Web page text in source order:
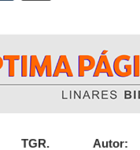
TGR. Autor: